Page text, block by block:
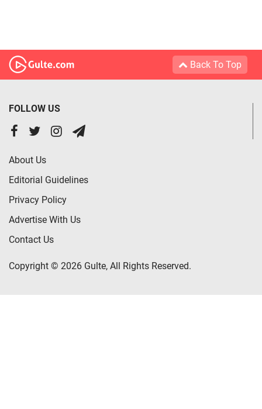
Back To Top
FOLLOW US
About Us
Editorial Guidelines
Privacy Policy
Advertise With Us
Contact Us
Copyright © 2026 Gulte, All Rights Reserved.